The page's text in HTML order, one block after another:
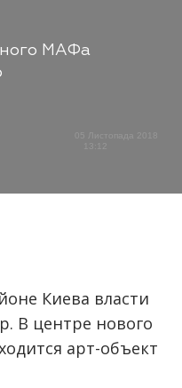
МАФа
05 Листопада 2018
Киева власти
В центре нового
арт-объект